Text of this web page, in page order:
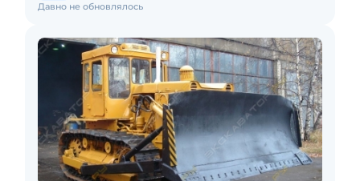
Давно не обновлялось